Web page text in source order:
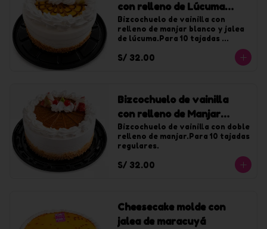
con relleno de Lúcuma
chica
Bizcochuelo de vainilla con
relleno de manjar blanco y jalea
de lúcuma.Para 10 tajadas
S/ 32.00
Bizcochuelo de vainilla
con relleno de Manjar
chica
Bizcochuelo de vainilla con doble
relleno de manjar.Para 10 tajadas
regulares.
S/ 32.00
Cheesecake molde con
jalea de maracuyá